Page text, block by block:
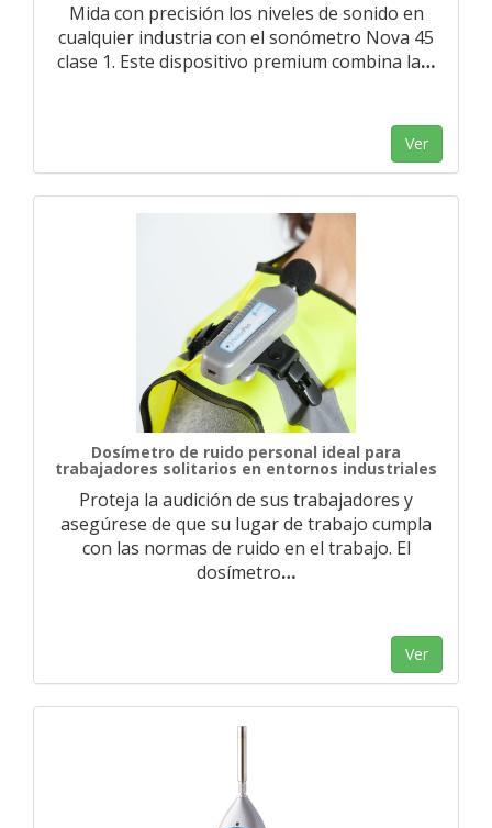
Mida con precisión los niveles de sonido en
cualquier industria con el sonómetro Nova 45
clase 1. Este dispositivo premium combina la…
Ver
Dosímetro de ruido personal ideal para
trabajadores solitarios en entornos industriales
Proteja la audición de sus trabajadores y
asegúrese de que su lugar de trabajo cumpla
con las normas de ruido en el trabajo. El
dosímetro…
Ver